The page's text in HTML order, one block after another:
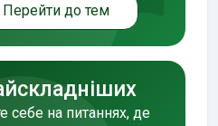
Перейти до тем
себе на питаннях, де